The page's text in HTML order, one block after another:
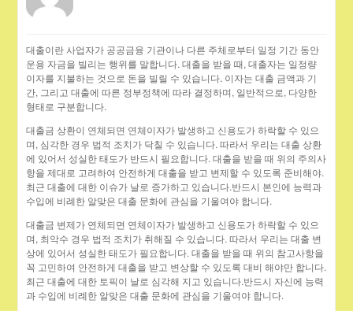
대출이란 사업자가 공공금융 기관이나 다른 주체로부터 일정 기간 동안
운용 자금을 빌리는 행위를 말합니다. 대출을 받을 때, 대출자는 일정량
이자를 지불하는 것으로 돈을 빌릴 수 있습니다. 이자는 대출 금액과 기
간, 그리고 대출에 따른 정부정책에 따라 결정하며, 일반적으로, 다양한
형태로 구분합니다.
대출금 상환이 연체되면 연체이자가 발생하고 신용도가 하락할 수 있으
며, 심각한 경우 법적 조치가 닥칠 수 있습니다. 따라서 우리는 대출 상환
에 있어서 성실한 태도가 반드시 필요합니다. 대출을 받을 때 위의 주의사
항을 제대로 고려하여 안전하게 대출을 받고 변제할 수 있도록 준비해야.
최근 대출에 대한 이슈가 날로 증가하고 있습니다.반드시 본인에 능력과
수입에 비례한 알맞은 대출 문화에 관심을 기울여야 합니다.
대출금 변제가 연체되면 연체이자가 발생하고 신용도가 하락할 수 있으
며, 최악수 경우 법적 조치가 취해질 수 있습니다. 따라서 우리는 대출 변
상에 있어서 성실한 태도가 필요합니다. 대출을 받을 때 위의 참고사항을
꼭 고민하여 안전하게 대출을 받고 변상할 수 있도록 대비 해야만 합니다.
최근 대출에 대한 토픽이 날로 심각해 지고 있습니다.반드시 자신에 능력
과 수입에 비례한 알맞은 대출 문화에 관심을 기울여야 합니다.